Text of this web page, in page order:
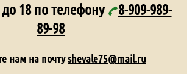
18 по телефону
8-909-989-
89-98
нам на почтуshevale75@mail.ru